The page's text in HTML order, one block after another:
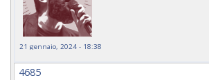
21 gennaio, 2024 - 18:38
4685